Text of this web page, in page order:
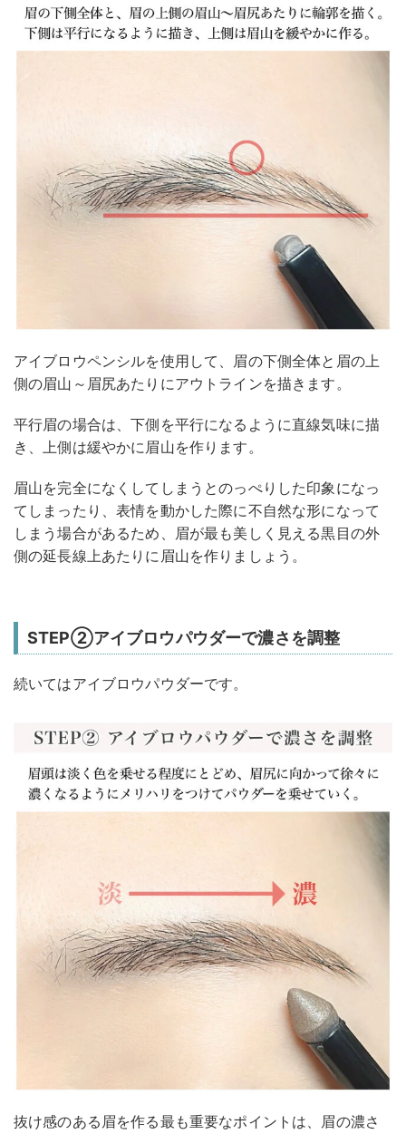
アイブロウペンシルを使用して、眉の下側全体と眉の上
側の眉山～眉尻あたりにアウトラインを描きます。
平行眉の場合は、下側を平行になるように直線気味に描
き、上側は緩やかに眉山を作ります。
眉山を完全になくしてしまうとのっぺりした印象になっ
てしまったり、表情を動かした際に不自然な形になって
しまう場合があるため、眉が最も美しく見える黒目の外
側の延長線上あたりに眉山を作りましょう。
STEP②アイブロウパウダーで濃さを調整
続いてはアイブロウパウダーです。
抜け感のある眉を作る最も重要なポイントは、眉の濃さ